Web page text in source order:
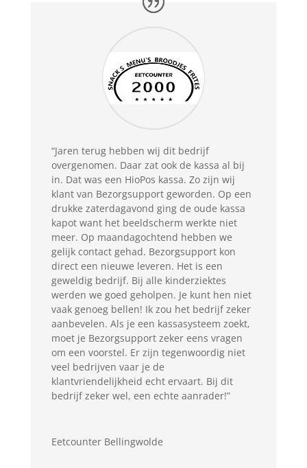
“Jaren terug hebben wij dit bedrijf
overgenomen. Daar zat ook de kassa al bij
in. Dat was een HioPos kassa. Zo zijn wij
klant van Bezorgsupport geworden. Op een
drukke zaterdagavond ging de oude kassa
kapot want het beeldscherm werkte niet
meer. Op maandagochtend hebben we
gelijk contact gehad. Bezorgsupport kon
direct een nieuwe leveren. Het is een
geweldig bedrijf. Bij alle kinderziektes
werden we goed geholpen. Je kunt hen niet
vaak genoeg bellen! Ik zou het bedrijf zeker
aanbevelen. Als je een kassasysteem zoekt,
moet je Bezorgsupport zeker eens vragen
om een voorstel. Er zijn tegenwoordig niet
veel bedrijven vaar je de
klantvriendelijkheid echt ervaart. Bij dit
bedrijf zeker wel, een echte aanrader!”
Eetcounter Bellingwolde